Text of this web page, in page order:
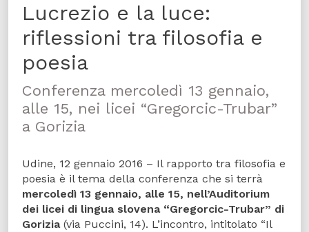
Lucrezio e la luce:
riflessioni tra filosofia e
poesia
Conferenza mercoledì 13 gennaio,
alle 15, nei licei “Gregorcic-Trubar”
a Gorizia
Udine, 12 gennaio 2016 – Il rapporto tra filosofia e
poesia è il tema della conferenza che si terrà
mercoledì 13 gennaio, alle 15, nell’Auditorium
dei licei di lingua slovena “Gregorcic-Trubar” di
Gorizia(via Puccini, 14). L’incontro, intitolato “Il